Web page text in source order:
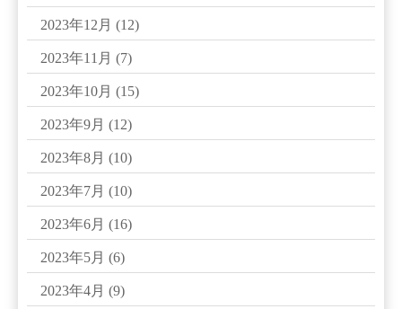
2023年12月 (12)
2023年11月 (7)
2023年10月 (15)
2023年9月 (12)
2023年8月 (10)
2023年7月 (10)
2023年6月 (16)
2023年5月 (6)
2023年4月 (9)